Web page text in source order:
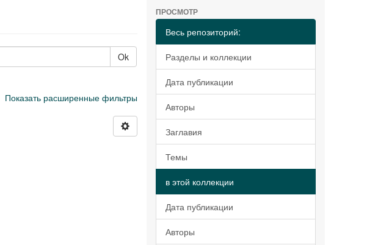
Ok
Показать расширенные фильтры
ПРОСМОТР
Весь репозиторий:
Разделы и коллекции
Дата публикации
Авторы
Заглавия
Темы
в этой коллекции
Дата публикации
Авторы